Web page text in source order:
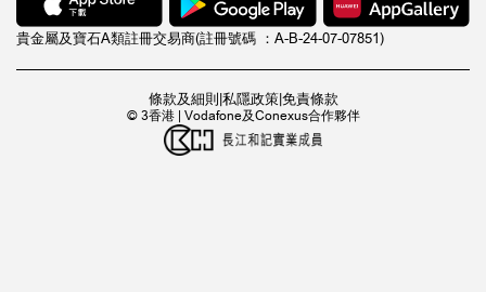
貴金屬及寶石A類註冊交易商(註冊號碼 ：A-B-24-07-07851)
條款及細則 私隱政策 免責條款
© 3香港 | Vodafone及Conexus合作夥伴